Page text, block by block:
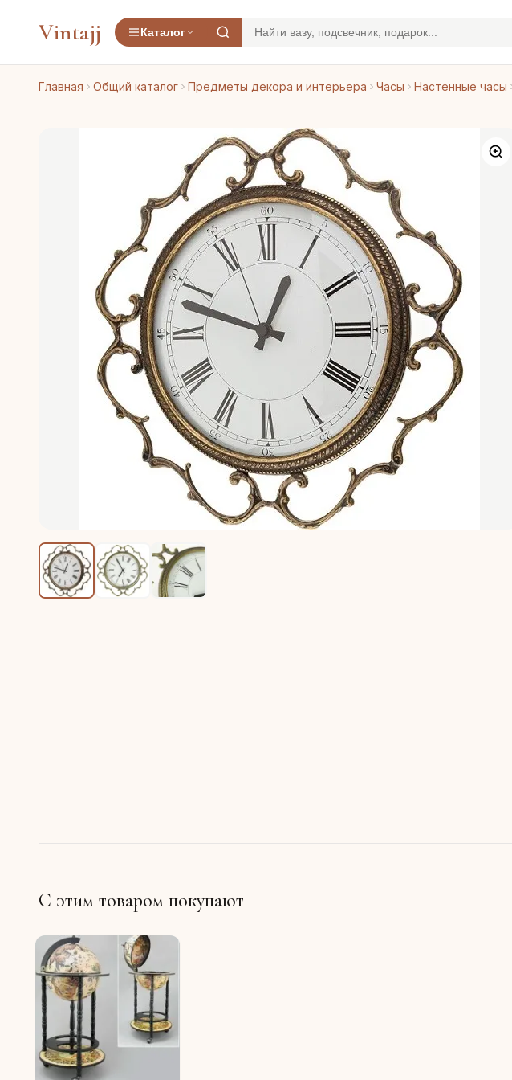
Vintajj Каталог
Главная Общий каталог Предметы декора и интерьера Часы Настенные часы
С этим товаром покупают